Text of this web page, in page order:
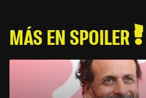
MÁS EN SPOILER